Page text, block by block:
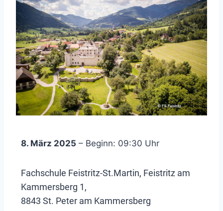
8. März 2025 – Beginn: 09:30 Uhr
Fachschule Feistritz-St.Martin, Feistritz am
Kammersberg 1,
8843 St. Peter am Kammersberg